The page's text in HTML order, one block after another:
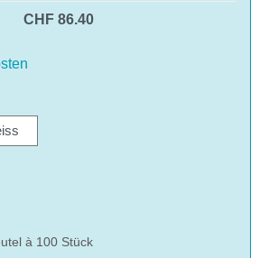
CHF 86.40
à 100 Stück